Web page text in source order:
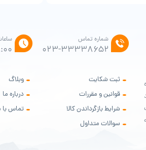
شماره تماس
۰۲۳-۳۳۳۳۸۶۵۲
ثبت شکایت
قوانین و مقررات
شرایط بازگرداندن کالا
سوالات متداول
9:00 الی
وبلاگ
درباره ما
تماس با